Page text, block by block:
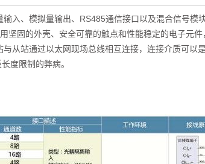
入、模拟量输出、RS485通信接口以及混合信号模
坚固的外壳、安全可靠的触点和性能稳定的电子元件
从站通过以太网现场总线相互连接，连接介质可以
度限制的弊病。